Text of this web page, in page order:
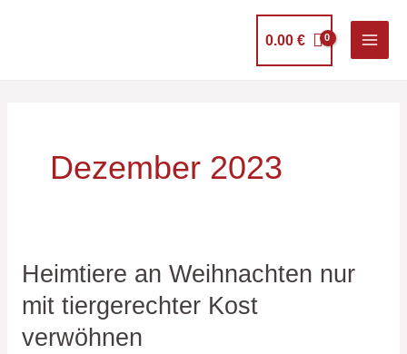
0.00€
Dezember 2023
Heimtiere an Weihnachten nur
mit tiergerechter Kost
verwöhnen
Heimtiere
Weihnachten
nur